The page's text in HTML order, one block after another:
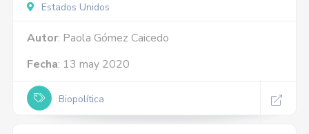
Estados Unidos
Autor: Paola Gómez Caicedo
Fecha: 13 may 2020
Biopolítica